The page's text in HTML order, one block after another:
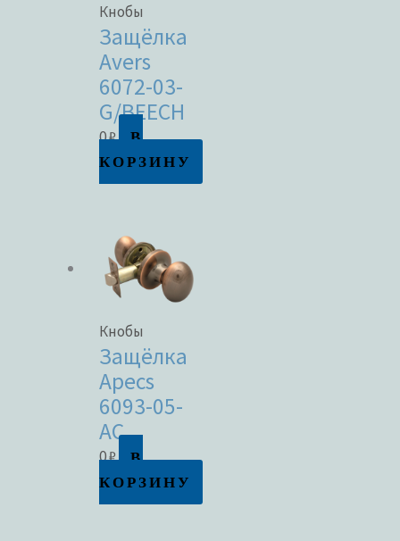
Кнобы
Защёлка
Avers
6072-03-
G/BEECH
0₽
В
КОРЗИНУ
Кнобы
Защёлка
Apecs
6093-05-
AC
0₽
В
КОРЗИНУ